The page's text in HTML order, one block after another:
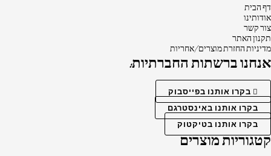
דף הבית
אודותינו
צור קשר
תקנון האתר
מדיניות החזרת מוצרים/אחריות
אנחנו ברשתות החברתיות:
בקרו אותנו בפייסבוק
בקרו אותנו באינסטרגם
בקרו אותנו בטיקטוק
קטגוריות מוצרים